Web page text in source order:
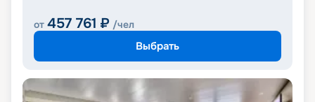
от 457 761 ₽ /чел
Выбрать